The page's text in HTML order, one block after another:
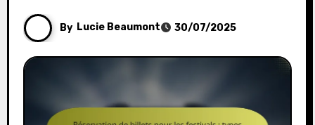
By Lucie Beaumont 30/07/2025